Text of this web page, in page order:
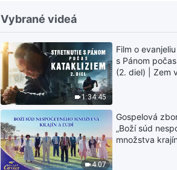
8:47
pravdu a prežilo“
Kresťanská pieseň
do pravej modlitby“
Kresťanská pieseň
prežívaním reality
svedectvo“
Vybrané videá
1:34:45
Film o
s Pánom
(2. diel) | Zem
odpočítavať
spôsob, ako
4:07
Gospelová
„Boží súd
množstva krajín